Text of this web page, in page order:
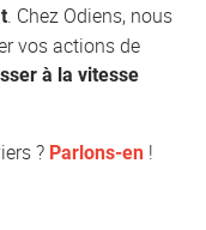
. Chez Odiens, nous
vos actions de
à la vitesse
? Parlons-en !